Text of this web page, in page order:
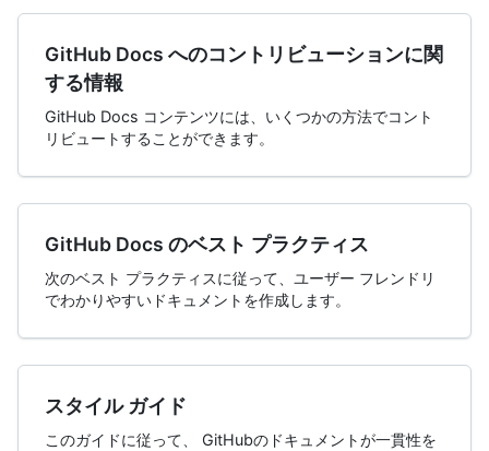
GitHub Docs へのコントリビューションに関
する情報
GitHub Docs コンテンツには、いくつかの方法でコント
リビュートすることができます。
GitHub Docs のベスト プラクティス
次のベスト プラクティスに従って、ユーザー フレンドリ
でわかりやすいドキュメントを作成します。
スタイル ガイド
このガイドに従って、 GitHubのドキュメントが一貫性を